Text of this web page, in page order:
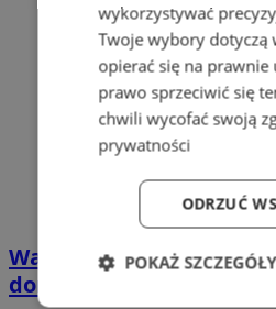
Wakacyjny wypoczynek
domkach Szmaragdowe
wykorzystywać
Twoje wybory dotyczą
opierać się na prawnie
prawo sprzeciwić się
chwili wycofać swoją
prywatności
ODRZUĆ
POKAŻ SZCZEGÓŁY